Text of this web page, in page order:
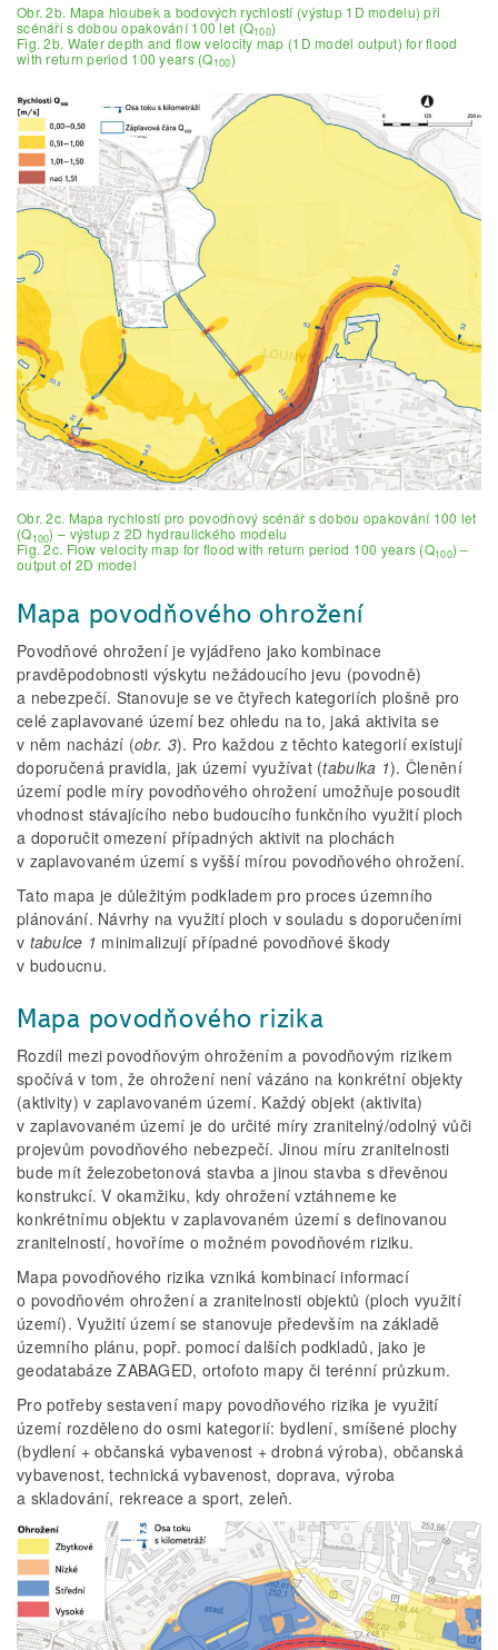
Obr. 2b. Mapa hloubek a bodových rychlostí (výstup 1D modelu) při
scénáři s dobou opakování 100 let (Q100)
Fig. 2b. Water depth and flow velocity map (1D model output) for flood
with return period 100 years (Q100)
Obr. 2c. Mapa rychlostí pro povodňový scénář s dobou opakování 100 let
(Q100) – výstup z 2D hydraulického modelu
Fig. 2c. Flow velocity map for flood with return period 100 years (Q100) –
output of 2D model
Mapa povodňového ohrožení
Povodňové ohrožení je vyjádřeno jako kombinace
pravděpodobnosti výskytu nežádoucího jevu (povodně)
a nebezpečí. Stanovuje se ve čtyřech kategoriích plošně pro
celé zaplavované území bez ohledu na to, jaká aktivita se
v něm nachází (obr. 3). Pro každou z těchto kategorií existují
doporučená pravidla, jak území využívat (tabulka 1). Členění
území podle míry povodňového ohrožení umožňuje posoudit
vhodnost stávajícího nebo budoucího funkčního využití ploch
a doporučit omezení případných aktivit na plochách
v zaplavovaném území s vyšší mírou povodňového ohrožení.
Tato mapa je důležitým podkladem pro proces územního
plánování. Návrhy na využití ploch v souladu s doporučeními
v tabulce 1 minimalizují případné povodňové škody
v budoucnu.
Mapa povodňového rizika
Rozdíl mezi povodňovým ohrožením a povodňovým rizikem
spočívá v tom, že ohrožení není vázáno na konkrétní objekty
(aktivity) v zaplavovaném území. Každý objekt (aktivita)
v zaplavovaném území je do určité míry zranitelný/odolný vůči
projevům povodňového nebezpečí. Jinou míru zranitelnosti
bude mít železobetonová stavba a jinou stavba s dřevěnou
konstrukcí. V okamžiku, kdy ohrožení vztáhneme ke
konkrétnímu objektu v zaplavovaném území s definovanou
zranitelností, hovoříme o možném povodňovém riziku.
Mapa povodňového rizika vzniká kombinací informací
o povodňovém ohrožení a zranitelnosti objektů (ploch využití
území). Využití území se stanovuje především na základě
územního plánu, popř. pomocí dalších podkladů, jako je
geodatabáze ZABAGED, ortofoto mapy či terénní průzkum.
Pro potřeby sestavení mapy povodňového rizika je využití
území rozděleno do osmi kategorií: bydlení, smíšené plochy
(bydlení + občanská vybavenost + drobná výroba), občanská
vybavenost, technická vybavenost, doprava, výroba
a skladování, rekreace a sport, zeleň.